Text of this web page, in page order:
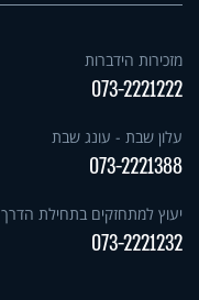
מזכירות הידברות
073-2221222
עלון שבת - עונג שבת
073-2221388
יעוץ למתחזקים בתחילת הדרך
073-2221232